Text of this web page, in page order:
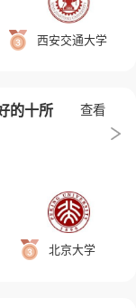
西安交通大学
的十所 查看
北京大学